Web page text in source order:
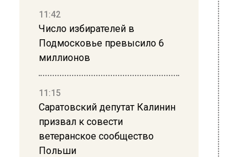
11:42
Число избирателей в
Подмосковье превысило 6
миллионов
11:15
Саратовский депутат Калинин
призвал к совести
ветеранское сообщество
Польши